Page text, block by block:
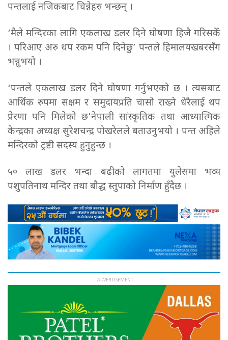
पन्तलाई नजिकबाट चिन्नेहरु भन्छन् ।
‘मैले मन्दिरका लागि एकलाख डलर दिने घोषणा हिजै गरिसकेँ
। परिआए अरु थप रकम पनि दिनेछु’ पन्तले हिमालयखबरसँग
भन्नुभयो ।
‘पन्तले एकलाख डलर दिने घोषणा गर्नुभएको छ । त्यसबाट
आर्थिक रुपमा सक्षम र समुदायप्रति चासो राख्ने धेरैलाई थप
प्रेरणा पनि मिलेको छ’नेपालीसांस्कृतिक तथा आध्यात्मिक
केन्द्रका अध्यक्ष सुरेशचन्द्र पोखरेलले बताउनुभयो । पन्त अहिले
मन्दिरको ट्रष्टी सदस्य हुनुहुन्छ ।
५० लाख डलर भन्दा बढीकाे लागतमा युलेसमा भव्य
पशुपतिनाथ मन्दिर तथा बाैद्ध स्तुपाको निर्माण हुँदैछ ।